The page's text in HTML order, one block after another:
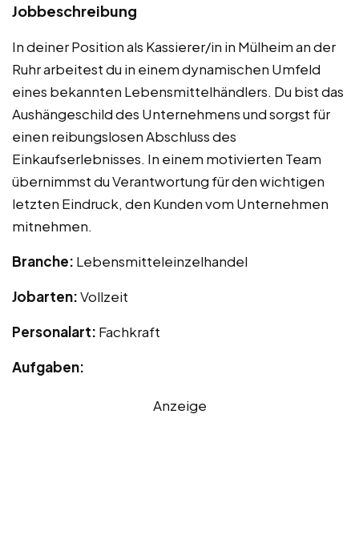
Jobbeschreibung
In deiner Position als Kassierer/in in Mülheim an der
Ruhr arbeitest du in einem dynamischen Umfeld
eines bekannten Lebensmittelhändlers. Du bist das
Aushängeschild des Unternehmens und sorgst für
einen reibungslosen Abschluss des
Einkaufserlebnisses. In einem motivierten Team
übernimmst du Verantwortung für den wichtigen
letzten Eindruck, den Kunden vom Unternehmen
mitnehmen.
Branche: Lebensmitteleinzelhandel
Jobarten:Vollzeit
Personalart: Fachkraft
Aufgaben:
Anzeige